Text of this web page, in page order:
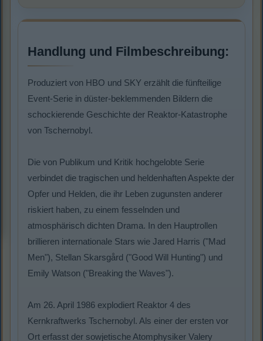
Handlung und Filmbeschreibung:
Produziert von HBO und SKY erzählt die fünfteilige
Event-Serie in düster-beklemmenden Bildern die
schockierende Geschichte der Reaktor-Katastrophe
von Tschernobyl.
Die von Publikum und Kritik hochgelobte Serie
verbindet die tragischen und heldenhaften Aspekte der
Opfer und Helden, die ihr Leben zugunsten anderer
riskiert haben, zu einem fesselnden und
atmosphärisch dichten Drama. In den Hauptrollen
brillieren internationale Stars wie Jared Harris ("Mad
Men"), Stellan Skarsgård ("Good Will Hunting") und
Emily Watson ("Breaking the Waves").
Am 26. April 1986 explodiert Reaktor 4 des
Kernkraftwerks Tschernobyl. Als einer der ersten vor
Ort erfasst der sowjetische Atomphysiker Valery